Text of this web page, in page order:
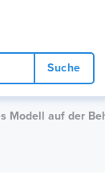
Suche
Modell auf der